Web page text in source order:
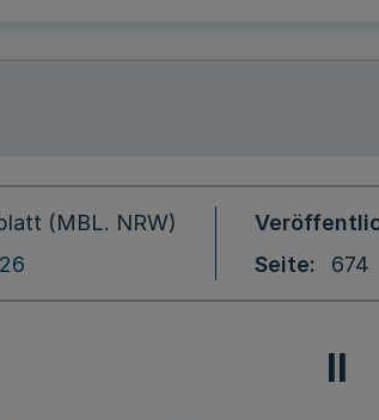
(MBL. NRW)
Seite
674
II